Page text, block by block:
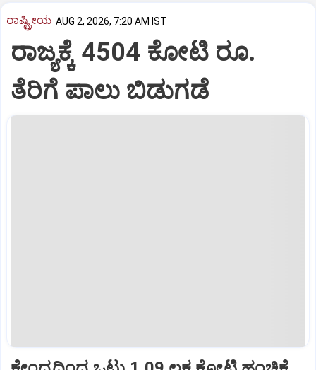
ರಾಷ್ಟ್ರೀಯ AUG 2, 2026, 7:20 AM IST
ರಾಜ್ಯಕ್ಕೆ 4504 ಕೋಟಿ ರೂ.
ತೆರಿಗೆ ಪಾಲು ಬಿಡುಗಡೆ